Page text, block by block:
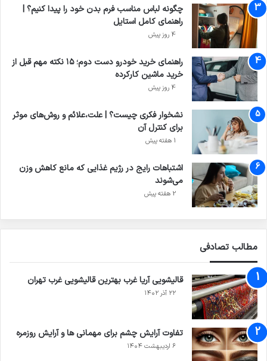
چگونه لباس مناسب فرم بدن خود را پیدا کنیم؟ |
راهنمای کامل استایل
4 روز پیش
راهنمای خرید خودرو دست دوم؛ ۱۵ نکته مهم قبل از
خرید ماشین کارکرده
4 روز پیش
نشخوار فکری چیست؟ | علت،علائم و روش‌های موثر
برای کنترل آن
1 هفته پیش
اشتباهات رایج در رژیم غذایی که مانع کاهش وزن
می‌شوند
2 هفته پیش
مطالب تصادفی
قالیشویی آریا غرب بهترین قالیشویی غرب تهران
۲۲ آذر ۱۴۰۲
تفاوت آرایش چشم برای مهمانی ها و آرایش روزمره
۶ اردیبهشت ۱۴۰۴